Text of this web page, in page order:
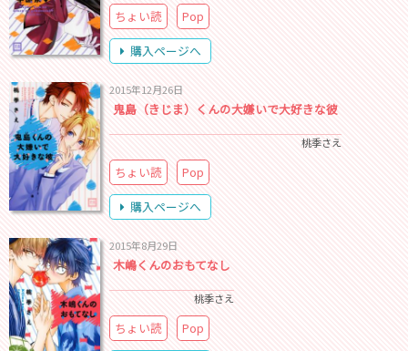
ちょい読
Pop
購入ページへ
2015年12月26日
鬼島（きじま）くんの大嫌いで大好きな彼
桃季さえ
ちょい読
Pop
購入ページへ
2015年8月29日
木嶋くんのおもてなし
桃季さえ
ちょい読
Pop